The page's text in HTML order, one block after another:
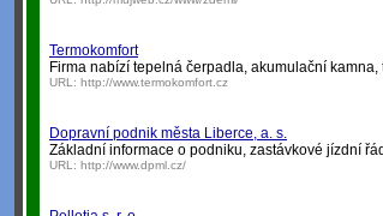
Termokomfort
Firma nabízí tepelná čerpadla, akumulační
URL: http://www.termokomfort.cz
Dopravní podnik města Liberce, a. s.
Základní informace o podniku, zastávkové jízdní
URL: http://www.dpml.cz/